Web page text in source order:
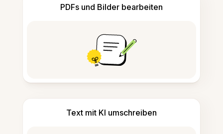
PDFs und Bilder bearbeiten
Text mit KI umschreiben